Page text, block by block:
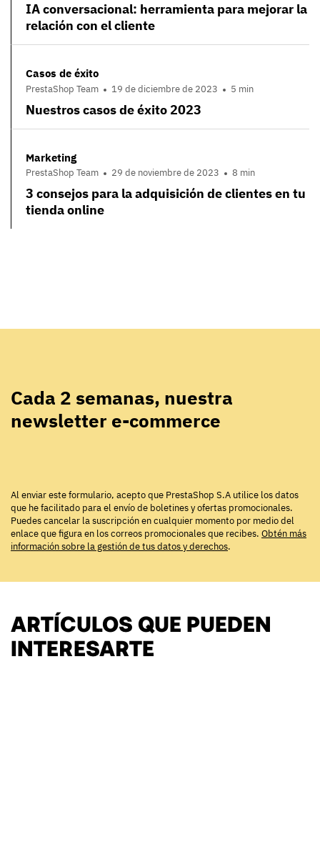
IA conversacional: herramienta para mejorar la
relación con el cliente
Casos de éxito
PrestaShop Team 19 de diciembre de 2023 5 min
Nuestros casos de éxito 2023
Marketing
PrestaShop Team 29 de noviembre de 2023 8 min
3 consejos para la adquisición de clientes en tu
tienda online
Cada 2 semanas, nuestra
newsletter e-commerce
Al enviar este formulario, acepto que PrestaShop S.A utilice los datos
que he facilitado para el envío de boletines y ofertas promocionales.
Puedes cancelar la suscripción en cualquier momento por medio del
enlace que figura en los correos promocionales que recibes. Obtén más
información sobre la gestión de tus datos y derechos.
ARTÍCULOS QUE PUEDEN
INTERESARTE